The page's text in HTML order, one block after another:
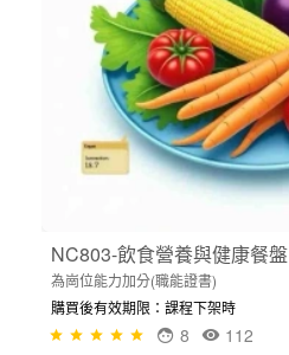
NC803-飲食營養與健康餐盤
為崗位能力加分(職能證書)
購買後有效期限：課程下架時
112
8